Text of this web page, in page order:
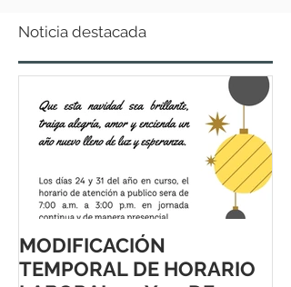
Noticia destacada
MODIFICACIÓN
TEMPORAL DE HORARIO